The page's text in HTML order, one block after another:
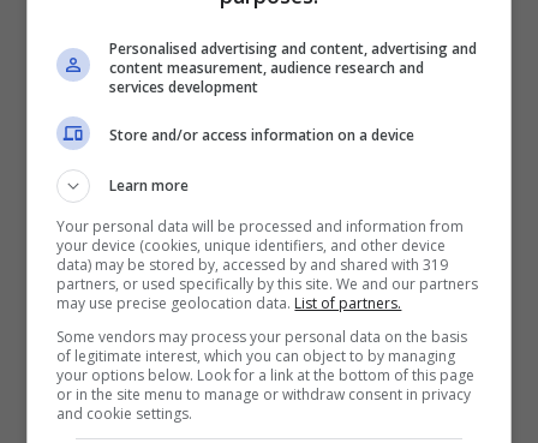
conosciuto nel suo ristorante e l’intesa tra
loro è stata subito forte, lei in una recente
intervista concessa al
fatto sapere che il compagno è stato davvero
bravo a corteggiarla, ha saputo rispettare i
suoi tempi e in poco tempo l’ha fatta
innamorare di lui.
Anche con le forme arrotondate per via
dellagravidanzaRoberta Moriseè più bella
e sensuale che mai, un post che ha
Personalised advertising and content, advertising and
content measurement, audience research and
services development
Store and/or access information on a device
Learn more
Your personal data will be processed and information from
your device (cookies, unique identifiers, and other device
data) may be stored by, accessed by and shared with 319
partners, or used specifically by this site. We and our partners
may use precise geolocation data. List of partners.
Some vendors may process your personal data on the basis
of legitimate interest, which you can object to by managing
your options below. Look for a link at the bottom of this page
or in the site menu to manage or withdraw consent in privacy
and cookie settings.